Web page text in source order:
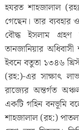
হযরত শাহজালাল
গেছেন। তার ব্যবহার
বৌদ্ধ ইসলাম গ্রহণ
তানজানিয়ার
ইবনে বতুতা ১৩৪৬
(রহ:)-এর সাক্ষাৎ
রাজ্যের অন্তর্গত
একটি গহিন বনভূমি
শাহজালাল (রহ:)